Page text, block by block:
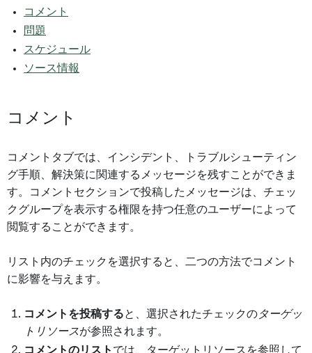
コメント
問題
スケジュール
ソース情報
コメント
コメントタブでは、インシデント、トラブルシューティン
グ手順、解決策に関連するメッセージを残すことができま
す。コメントセクションで投稿したメッセージは、チェッ
クグループを表示する権限を持つ任意のユーザーによって
閲覧することができます。
リスト内のチェックを選択すると、二つの方法でコメント
に影響を与えます。
コメントを投稿すると、選択されたチェックのターゲッ
トリソースが参照されます。
コメントのリスト では、ターゲットリソースを参照して